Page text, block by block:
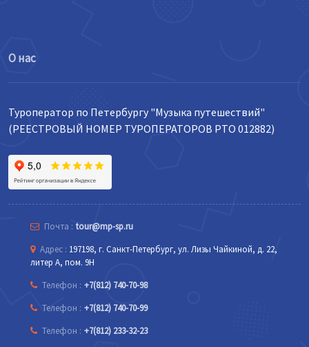
О нас
Туроператор по Петербургу "Музыка путешествий"
(РЕЕСТРОВЫЙ НОМЕР ТУРОПЕРАТОРОВ РТО 012882)
Почта : tour@mp-sp.ru
Адрес : 197198, г. Санкт-Петербург, ул. Лизы Чайкиной, д. 22,
литер А, пом. 9Н
Телефон : +7(812) 740-70-98
Телефон : +7(812) 740-70-99
Телефон : +7(812) 233-32-23